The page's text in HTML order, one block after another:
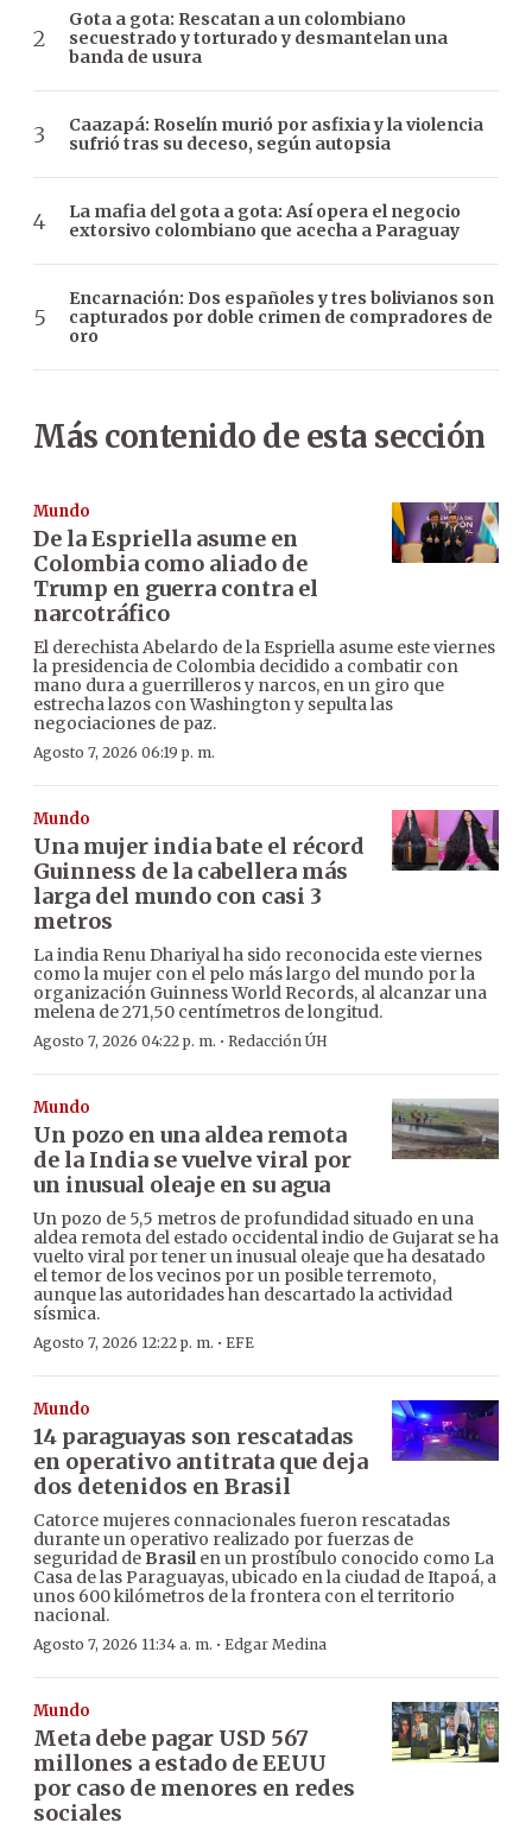
Gota a gota: Rescatan a un colombiano
secuestrado y torturado y desmantelan una
banda de usura
Caazapá: Roselín murió por asfixia y la violencia
sufrió tras su deceso, según autopsia
La mafia del gota a gota: Así opera el negocio
extorsivo colombiano que acecha a Paraguay
Encarnación: Dos españoles y tres bolivianos son
capturados por doble crimen de compradores de
oro
Más contenido de esta sección
Mundo
De la Espriella asume en
Colombia como aliado de
Trump en guerra contra el
narcotráfico
El derechista Abelardo de la Espriella asume este viernes
la presidencia de Colombia decidido a combatir con
mano dura a guerrilleros y narcos, en un giro que
estrecha lazos con Washington y sepulta las
negociaciones de paz.
Agosto 7, 2026 06:19 p. m.
Mundo
Una mujer india bate el récord
Guinness de la cabellera más
larga del mundo con casi 3
metros
La india Renu Dhariyal ha sido reconocida este viernes
como la mujer con el pelo más largo del mundo por la
organización Guinness World Records, al alcanzar una
melena de 271,50 centímetros de longitud.
Agosto 7, 2026 04:22 p. m. · Redacción ÚH
Mundo
Un pozo en una aldea remota
de la India se vuelve viral por
un inusual oleaje en su agua
Un pozo de 5,5 metros de profundidad situado en una
aldea remota del estado occidental indio de Gujarat se ha
vuelto viral por tener un inusual oleaje que ha desatado
el temor de los vecinos por un posible terremoto,
aunque las autoridades han descartado la actividad
sísmica.
Agosto 7, 2026 12:22 p. m. · EFE
Mundo
14 paraguayas son rescatadas
en operativo antitrata que deja
dos detenidos en Brasil
Catorce mujeres connacionales fueron rescatadas
durante un operativo realizado por fuerzas de
seguridad de Brasilen un prostíbulo conocido como La
Casa de las Paraguayas, ubicado en la ciudad de Itapoá, a
unos 600 kilómetros de la frontera con el territorio
nacional.
Agosto 7, 2026 11:34 a. m. · Edgar Medina
Mundo
Meta debe pagar USD 567
millones a estado de EEUU
por caso de menores en redes
sociales